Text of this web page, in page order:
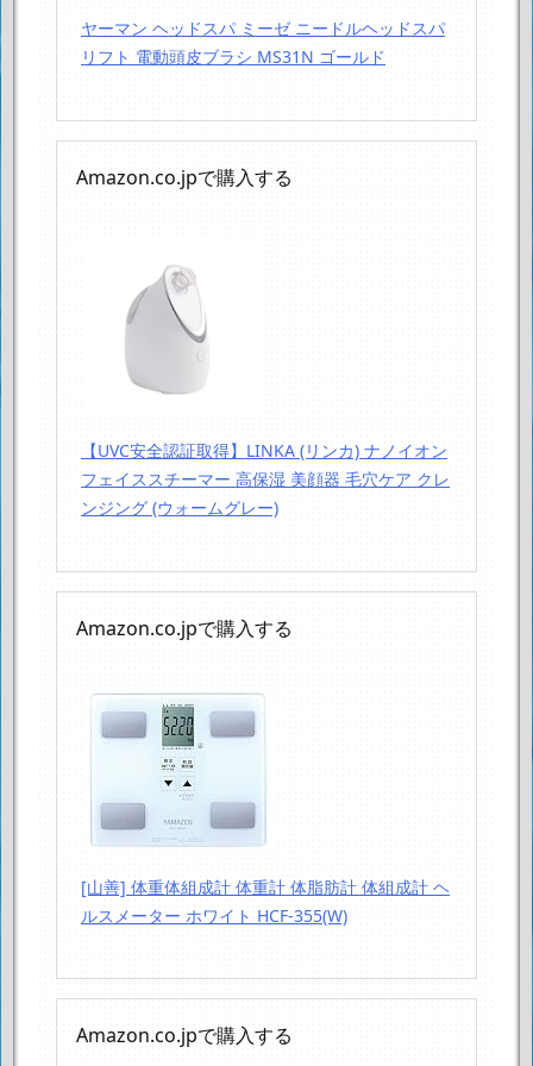
ヤーマン ヘッドスパ ミーゼ ニードルヘッドスパ
リフト 電動頭皮ブラシ MS31N ゴールド
Amazon.co.jpで購入する
【UVC安全認証取得】LINKA (リンカ) ナノイオン
フェイススチーマー 高保湿 美顔器 毛穴ケア クレ
ンジング (ウォームグレー)
Amazon.co.jpで購入する
[山善] 体重体組成計 体重計 体脂肪計 体組成計 ヘ
ルスメーター ホワイト HCF-355(W)
Amazon.co.jpで購入する